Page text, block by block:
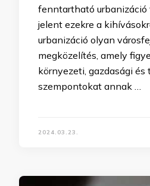
fenntartható
jelent ezekre a
urbanizáció olyan
megközelítés, amely
környezeti, gazdasági és
szempontokat annak …
2024.03.23.